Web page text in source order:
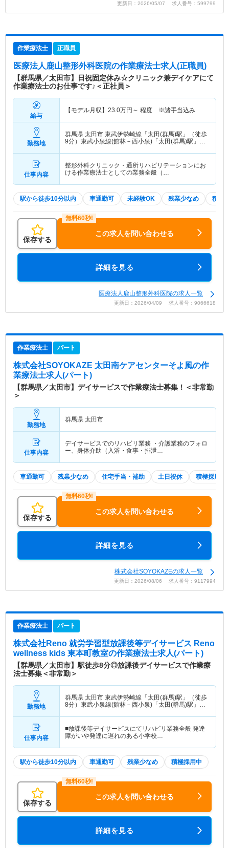
更新日：2026/05/07 求人番号：599799
作業療法士 正職員
医療法人鹿山整形外科医院の作業療法士求人(正職員)
【群馬県／太田市】日祝固定休み☆クリニック兼デイケアにて
作業療法士のお仕事です♪＜正社員＞
給与
【モデル月収】 23.0万円～ 程度 ※諸手当込み
勤務地
群馬県 太田市 東武伊勢崎線「太田(群馬)駅」（徒歩
9分）東武小泉線(館林－西小泉)「太田(群馬)駅」
仕事内容
整形外科クリニック・通所リハビリテーションにお
ける作業療法士としての業務全般（…
駅から徒歩10分以内 車通勤可 未経験OK 残業少なめ 積極
保存する
この求人を問い合わせる
詳細を見る
医療法人鹿山整形外科医院の求人一覧
更新日：2026/04/09 求人番号：9066618
作業療法士 パート
株式会社SOYOKAZE 太田南ケアセンターそよ風の作
業療法士求人(パート)
【群馬県／太田市】デイサービスで作業療法士募集！＜非常勤
＞
勤務地
群馬県 太田市
仕事内容
デイサービスでのリハビリ業務 ・介護業務のフォロ
ー、身体介助（入浴・食事・排泄…
車通勤可 残業少なめ 住宅手当・補助 土日祝休 積極採用中
保存する
この求人を問い合わせる
詳細を見る
株式会社SOYOKAZEの求人一覧
更新日：2026/08/06 求人番号：9117994
作業療法士 パート
株式会社Reno 就労学習型放課後等デイサービス Reno
wellness kids 東本町教室の作業療法士求人(パート)
【群馬県／太田市】駅徒歩8分◎放課後デイサービスで作業療
法士募集＜非常勤＞
勤務地
群馬県 太田市 東武伊勢崎線「太田(群馬)駅」（徒歩
8分）東武小泉線(館林－西小泉)「太田(群馬)駅」
仕事内容
■放課後等デイサービスにてリハビリ業務全般 発達
障がいや発達に遅れのある小学校…
駅から徒歩10分以内 車通勤可 残業少なめ 積極採用中
保存する
この求人を問い合わせる
詳細を見る